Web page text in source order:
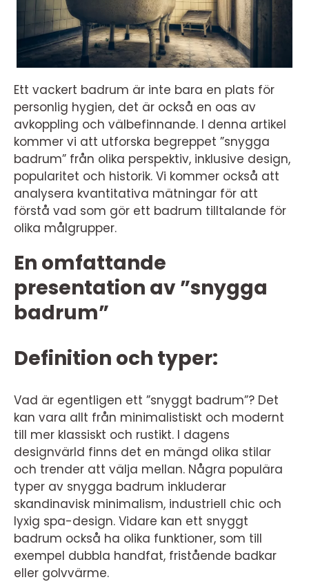
Ett vackert badrum är inte bara en plats för
personlig hygien, det är också en oas av
avkoppling och välbefinnande. I denna artikel
kommer vi att utforska begreppet ”snygga
badrum” från olika perspektiv, inklusive design,
popularitet och historik. Vi kommer också att
analysera kvantitativa mätningar för att
förstå vad som gör ett badrum tilltalande för
olika målgrupper.
En omfattande
presentation av ”snygga
badrum”
Definition och typer:
Vad är egentligen ett ”snyggt badrum”? Det
kan vara allt från minimalistiskt och modernt
till mer klassiskt och rustikt. I dagens
designvärld finns det en mängd olika stilar
och trender att välja mellan. Några populära
typer av snygga badrum inkluderar
skandinavisk minimalism, industriell chic och
lyxig spa-design. Vidare kan ett snyggt
badrum också ha olika funktioner, som till
exempel dubbla handfat, fristående badkar
eller golvvärme.